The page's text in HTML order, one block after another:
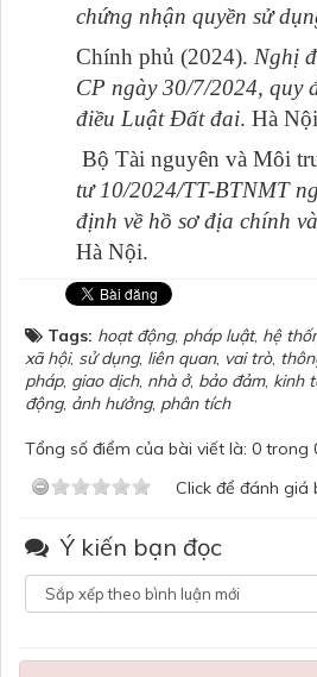
chứng nhận quyền sử
Chính phủ (2024). Nghị
CP ngày 30/7/2024, quy
điều Luật Đất đai. Hà
Bộ Tài nguyên và Môi
tư 10/2024/TT-BTNMT
định về hồ sơ địa chính
Hà Nội.
Tags: hoạt động, pháp luật, hệ
xã hội, sử dụng, liên quan, vai trò,
pháp, giao dịch, nhà ở, bảo đảm, kinh
động, ảnh hưởng, phân tích
Tổng số điểm của bài viết là: 0 trong
Click để đánh giá
Ý kiến bạn đọc